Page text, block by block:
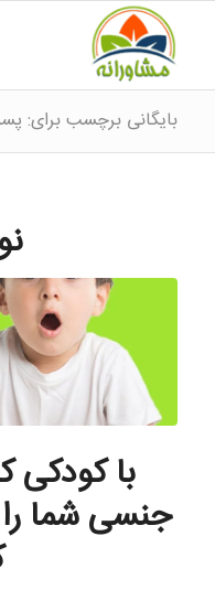
بایگانی برچسب برای:
با کودکی
جنسی شما را